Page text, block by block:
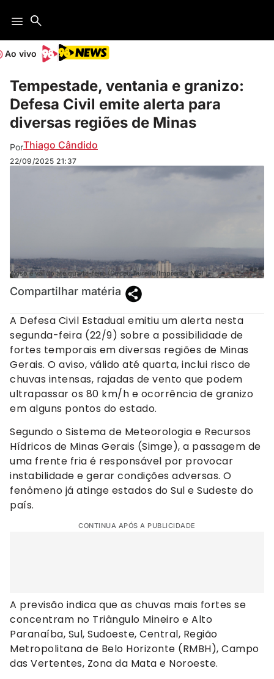
Ao vivo
Tempestade, ventania e granizo:
Defesa Civil emite alerta para
diversas regiões de Minas
PorThiago Cândido
22/09/2025 21:37
Aviso é válido até quarta-feira (Dirceu Aurélio/Imprensa MG)
Compartilhar matéria
A Defesa Civil Estadual emitiu um alerta nesta
segunda-feira (22/9) sobre a possibilidade de
fortes temporais em diversas regiões de Minas
Gerais. O aviso, válido até quarta, inclui risco de
chuvas intensas, rajadas de vento que podem
ultrapassar os 80 km/h e ocorrência de granizo
em alguns pontos do estado.
Segundo o Sistema de Meteorologia e Recursos
Hídricos de Minas Gerais (Simge), a passagem de
uma frente fria é responsável por provocar
instabilidade e gerar condições adversas. O
fenômeno já atinge estados do Sul e Sudeste do
país.
CONTINUA APÓS A PUBLICIDADE
A previsão indica que as chuvas mais fortes se
concentram no Triângulo Mineiro e Alto
Paranaíba, Sul, Sudoeste, Central, Região
Metropolitana de Belo Horizonte (RMBH), Campo
das Vertentes, Zona da Mata e Noroeste.